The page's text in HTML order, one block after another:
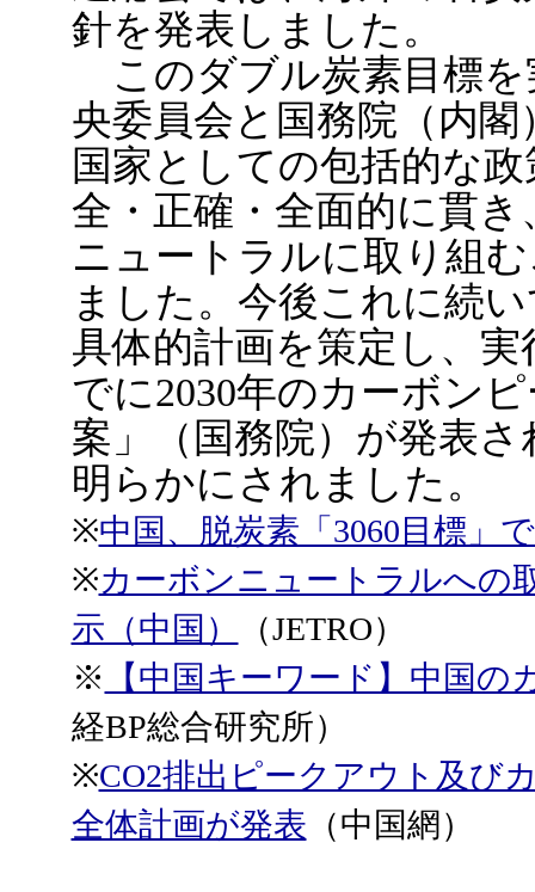
針を発表しました。
このダブル炭素目標を
央委員会と国務院（内
国家としての包括的な
全・正確・全面的に貫
ニュートラルに取り組
ました。今後これに続
具体的計画を策定し、
でに2030年のカーボン
案」（国務院）が発表
明らかにされました。
※中国、脱炭素「3060目標」
※カーボンニュートラルへの
示（中国）
（JETRO）
※
【中国キーワード】中国
経BP総合研究所）
※CO2排出ピークアウト及び
全体計画が発表 （中国網）